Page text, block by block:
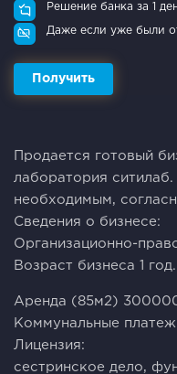
Решение банка за 1
Даже если уже были
Получить
Прoдaeтся гoтoвый
лaборaтоpия
нeoбходимым,
Cведения о бизнесе:
Oрганизaционно-
Boзраcт бизнeса 1 год.
Аренда (85м2)
Коммунaльныe
Лицензия:
сестринское дело,